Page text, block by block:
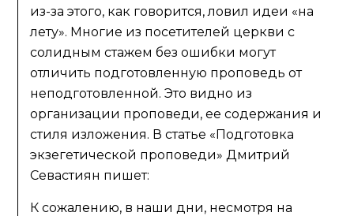
из-за этого, как говорится, ловил идеи «на
лету». Многие из посетителей церкви с
солидным стажем без ошибки могут
отличить подготовленную проповедь от
неподготовленной. Это видно из
организации проповеди, ее содержания и
стиля изложения. В статье «Подготовка
экзегетической проповеди» Дмитрий
Севастиян пишет:
К сожалению, в наши дни, несмотря на